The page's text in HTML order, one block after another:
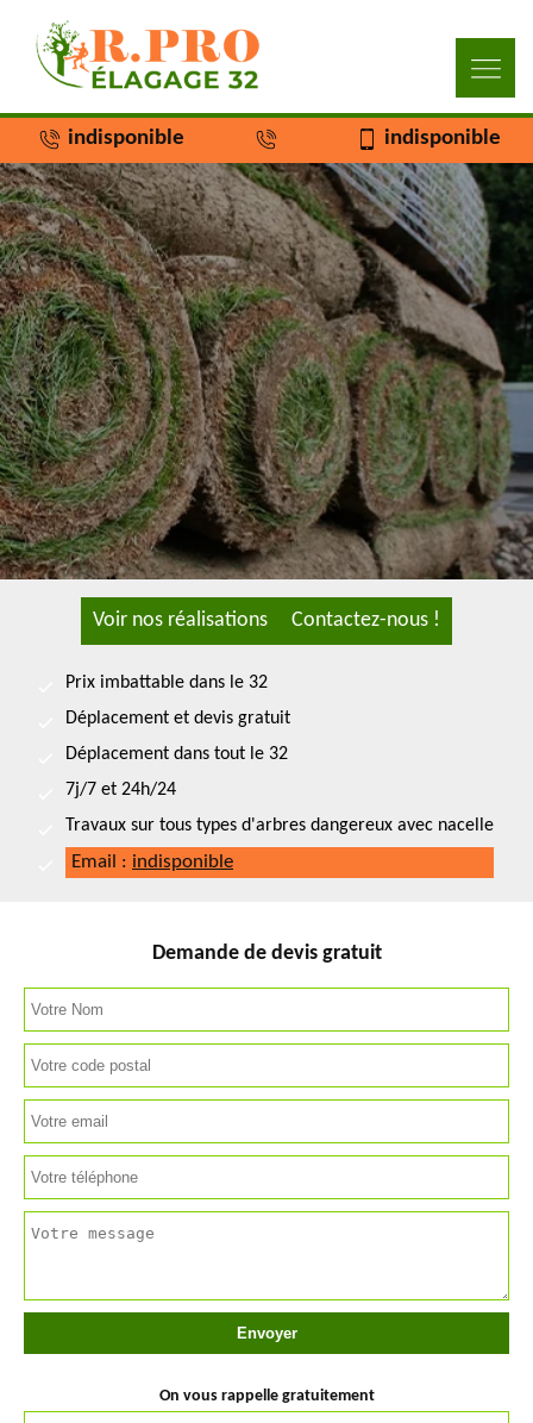
indisponible indisponible
Voir nos réalisations Contactez-nous !
Prix imbattable dans le 32
Déplacement et devis gratuit
Déplacement dans tout le 32
7j/7 et 24h/24
Travaux sur tous types d'arbres dangereux avec nacelle
Email : indisponible
Demande de devis gratuit
On vous rappelle gratuitement